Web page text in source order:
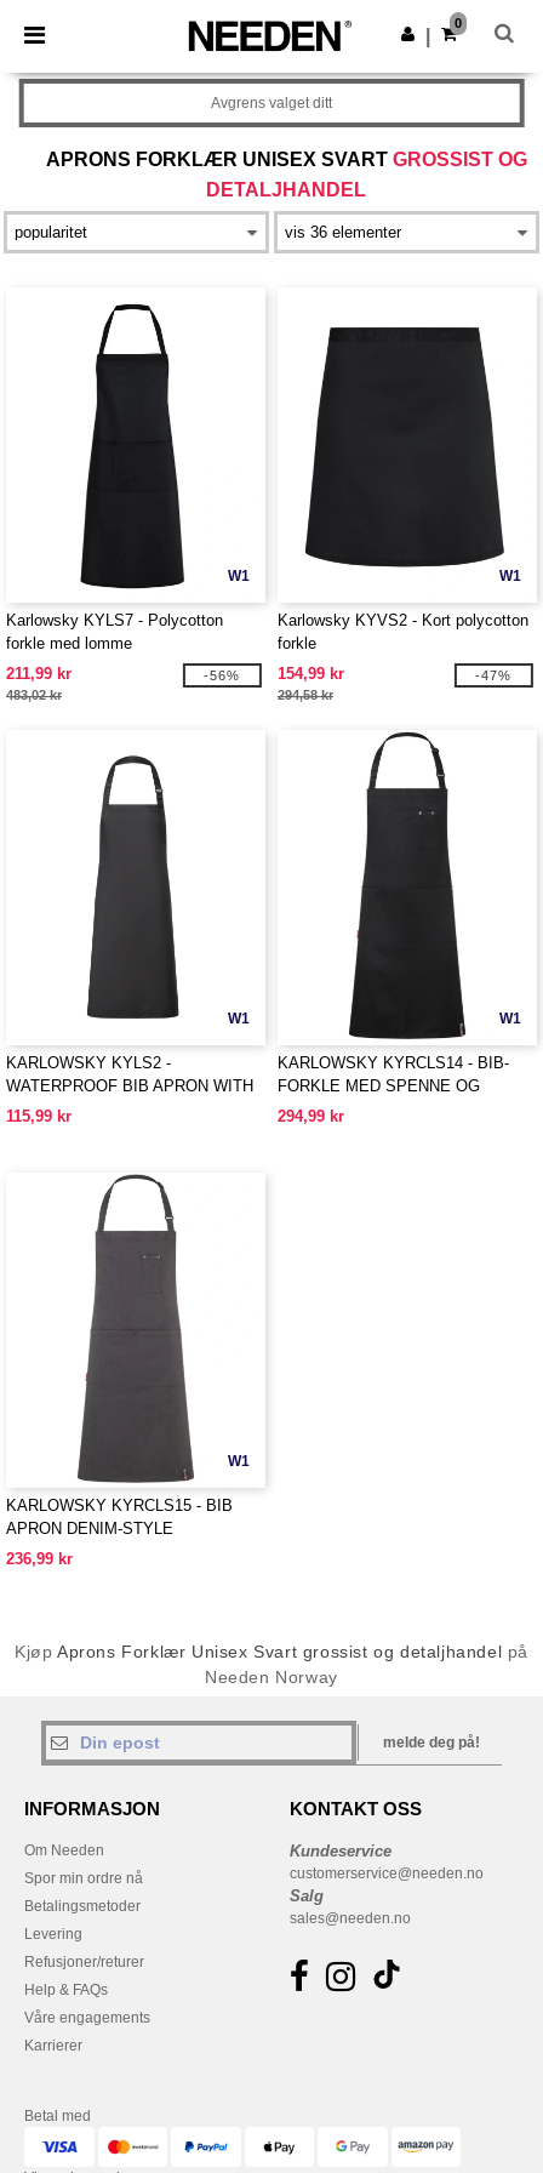
× Needen-app
Bedre priser i appen!
Last ned app
0
APRONS FORKLÆR UNISEX SVART GROSSIST OG
DETALJHANDEL
Avgrens valget ditt
W1
Karlowsky KYLS7 - Polycotton
forkle med lomme
211,99 kr
483,02 kr
-56%
W1
Karlowsky KYVS2 - Kort polycotton
forkle
154,99 kr
294,58 kr
-47%
W1
KARLOWSKY KYLS2 -
WATERPROOF BIB APRON WITH
BUCKLE
115,99 kr
W1
KARLOWSKY KYRCLS14 - BIB-
FORKLE MED SPENNE OG
LOMMER
294,99 kr
W1
KARLOWSKY KYRCLS15 - BIB
APRON DENIM-STYLE
236,99 kr
Kjøp Aprons Forklær Unisex Svart grossist og detaljhandel på
Needen Norway
melde deg på!
INFORMASJON
Om Needen
Spor min ordre nå
Betalingsmetoder
Levering
Refusjoner/returer
Help & FAQs
Våre engagements
Karrierer
KONTAKT OSS
Kundeservice
customerservice@needen.no
Salg
sales@needen.no
Betal med